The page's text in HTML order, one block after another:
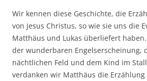
Wir kennen diese Geschichte, die
von Jesus Christus, so wie sie uns die
Matthäus und Lukas überliefert
der wunderbaren Engelserscheinung,
nächtlichen Feld und dem Kind im
verdanken wir Matthäus die Erzählung